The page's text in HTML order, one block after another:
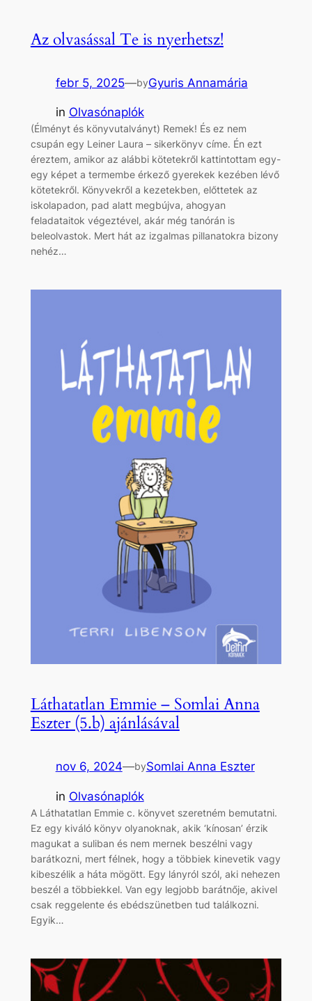
Az olvasással Te is nyerhetsz!
febr 5, 2025—byGyuris Annamária
in Olvasónaplók
(Élményt és könyvutalványt) Remek! És ez nem
csupán egy Leiner Laura – sikerkönyv címe. Én ezt
éreztem, amikor az alábbi kötetekről kattintottam egy-
egy képet a termembe érkező gyerekek kezében lévő
kötetekről. Könyvekről a kezetekben, előttetek az
iskolapadon, pad alatt megbújva, ahogyan
feladataitok végeztével, akár még tanórán is
beleolvastok. Mert hát az izgalmas pillanatokra bizony
nehéz…
Láthatatlan Emmie – Somlai Anna
Eszter (5.b) ajánlásával
nov 6, 2024—bySomlai Anna Eszter
in Olvasónaplók
A Láthatatlan Emmie c. könyvet szeretném bemutatni.
Ez egy kiváló könyv olyanoknak, akik ‘kínosan’ érzik
magukat a suliban és nem mernek beszélni vagy
barátkozni, mert félnek, hogy a többiek kinevetik vagy
kibeszélik a háta mögött. Egy lányról szól, aki nehezen
beszél a többiekkel. Van egy legjobb barátnője, akivel
csak reggelente és ebédszünetben tud találkozni.
Egyik…